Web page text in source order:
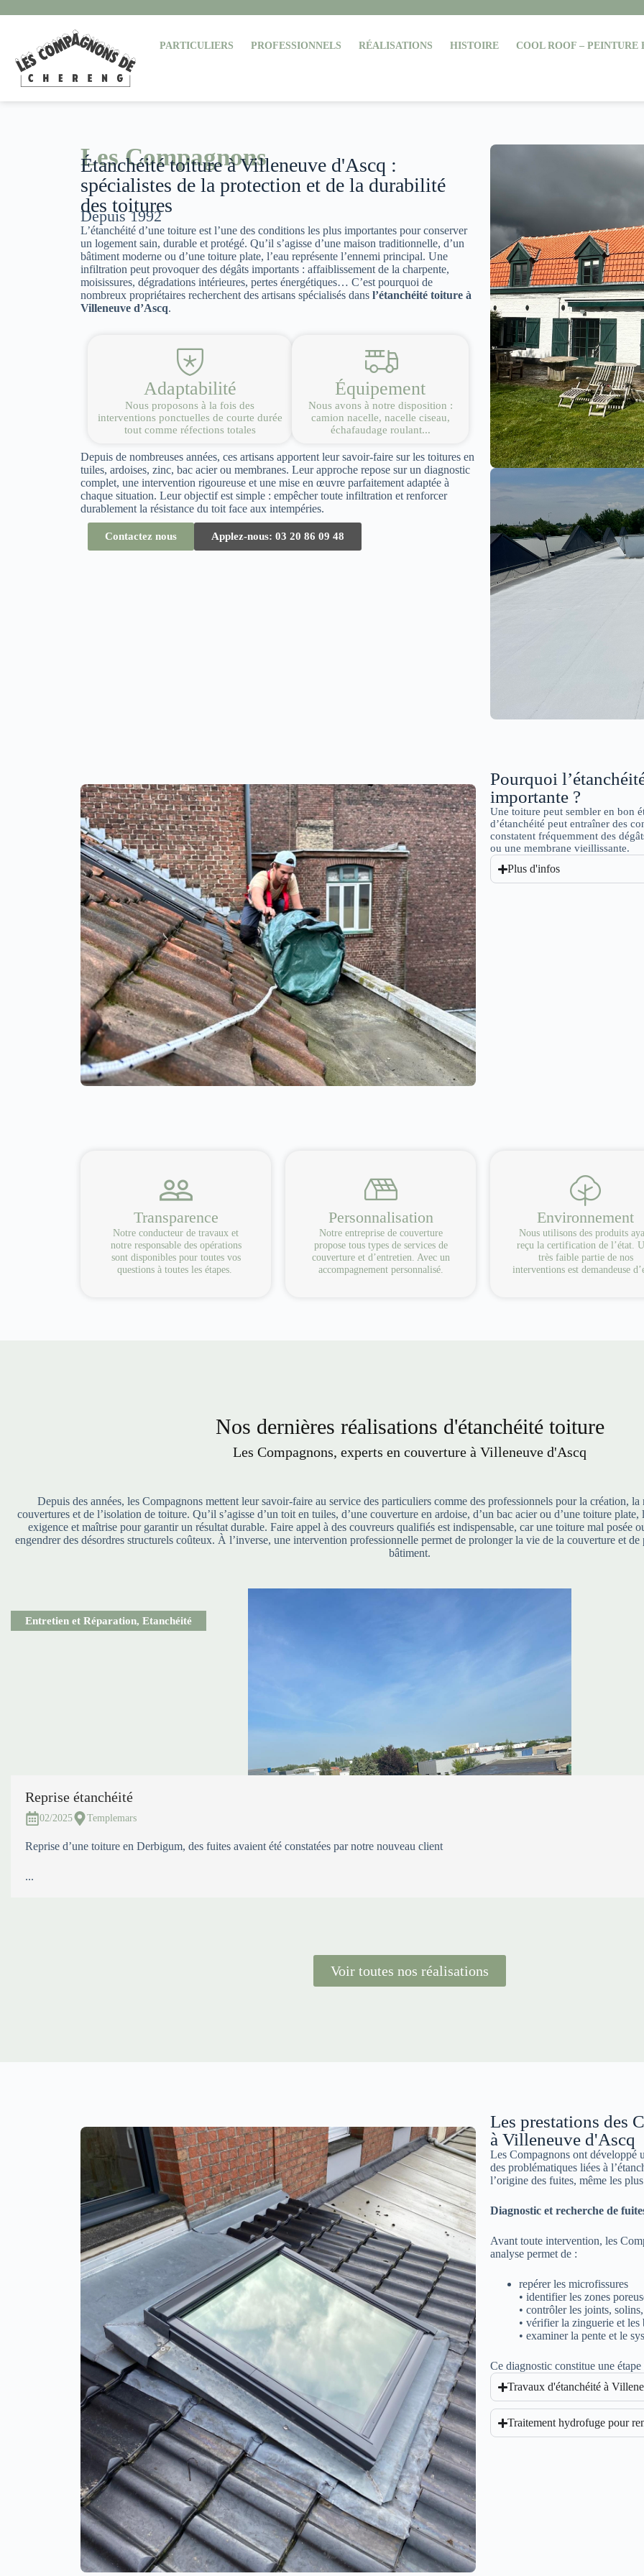
PARTICULIERS PROFESSIONNELS RÉALISATIONS HISTOIRE COOL ROOF – PEINTURE
Les Compagnons
Étanchéité toiture à Villeneuve d'Ascq :
spécialistes de la protection et de la durabilité
des toitures
Depuis 1992
L’étanchéité d’une toiture est l’une des conditions les plus importantes pour conserver
un logement sain, durable et protégé. Qu’il s’agisse d’une maison traditionnelle, d’un
bâtiment moderne ou d’une toiture plate, l’eau représente l’ennemi principal. Une
infiltration peut provoquer des dégâts importants : affaiblissement de la charpente,
moisissures, dégradations intérieures, pertes énergétiques… C’est pourquoi de
nombreux propriétaires recherchent des artisans spécialisés dans l’étanchéité toiture à
Villeneuve d’Ascq.
Adaptabilité
Nous proposons à la fois des
interventions ponctuelles de courte durée
tout comme réfections totales
Équipement
Nous avons à notre disposition :
camion nacelle, nacelle ciseau,
échafaudage roulant...
Depuis de nombreuses années, ces artisans apportent leur savoir-faire sur les toitures en
tuiles, ardoises, zinc, bac acier ou membranes. Leur approche repose sur un diagnostic
complet, une intervention rigoureuse et une mise en œuvre parfaitement adaptée à
chaque situation. Leur objectif est simple : empêcher toute infiltration et renforcer
durablement la résistance du toit face aux intempéries.
Contactez nous Applez-nous: 03 20 86 09 48
Pourquoi
importante ?
Une toiture peut sembler en bon
d’étanchéité peut entraîner des
constatent fréquemment des
ou une membrane vieillissante.
Plus d'infos
Transparence
Notre conducteur de travaux et
notre responsable des opérations
sont disponibles pour toutes vos
questions à toutes les étapes.
Personnalisation
Notre entreprise de couverture
propose tous types de services de
couverture et d’entretien. Avec un
accompagnement personnalisé.
Environnement
Nous utilisons des produits
reçu la certification de l’état.
très faible partie de nos
interventions est demandeuse
Nos dernières réalisations d'étanchéité toiture
Les Compagnons, experts en couverture à Villeneuve d'Ascq
Depuis des années, les Compagnons mettent leur savoir-faire au service des particuliers comme des professionnels pour la création,
couvertures et de l’isolation de toiture. Qu’il s’agisse d’un toit en tuiles, d’une couverture en ardoise, d’un bac acier ou d’une toiture
exigence et maîtrise pour garantir un résultat durable. Faire appel à des couvreurs qualifiés est indispensable, car une toiture mal posée
engendrer des désordres structurels coûteux. À l’inverse, une intervention professionnelle permet de prolonger la vie de la couverture et de
bâtiment.
Entretien et Réparation, Etanchéité
Reprise étanchéité
02/2025 Templemars
Reprise d’une toiture en Derbigum, des fuites avaient été constatées par notre nouveau client
...
Voir toutes nos réalisations
Les prestations des
à Villeneuve d'Ascq
Les Compagnons ont développé
des problématiques liées à
l’origine des fuites, même les
Diagnostic et recherche de
Avant toute intervention, les
analyse permet de :
repérer les microfissures
• identifier les zones
• contrôler les joints,
• vérifier la zinguerie et les
• examiner la pente et le
Ce diagnostic constitue une
Travaux d'étanchéité à
Traitement hydrofuge pour